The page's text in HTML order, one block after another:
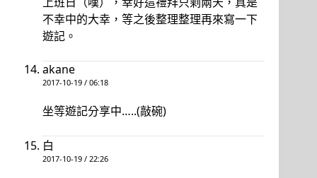
不幸中的大幸，等之後整理整理再來寫一下
遊記。
akane
2017-10-19 / 06:18
坐等遊記分享中…..(敲碗)
白
2017-10-19 / 22:26